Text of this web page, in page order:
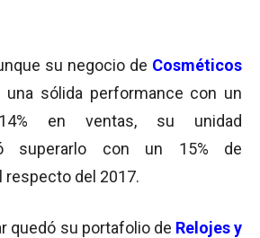
su negocio de Cosméticos
sólida performance con un
en ventas, su unidad
superarlo con un 15% de
respecto del 2017.
quedó su portafolio de Relojes y